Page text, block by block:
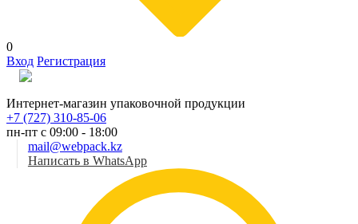
0
Вход Регистрация
Интернет-магазин упаковочной продукции
+7 (727) 310-85-06
пн-пт с 09:00 - 18:00
mail@webpack.kz
Написать в WhatsApp